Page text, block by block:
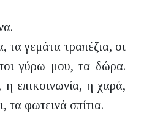
γεμάτα τραπέζια, οι
γύρω μου, τα δώρα.
επικοινωνία, η χαρά,
τα φωτεινά σπίτια.